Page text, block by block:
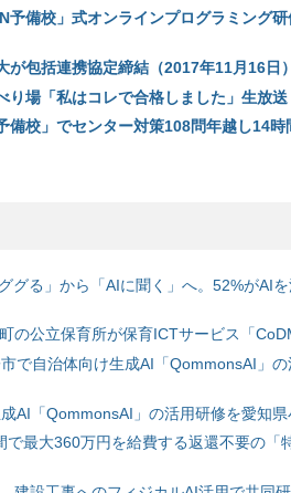
予備校」式オンラインプログラミング
が包括連携協定締結（2017年11月16日）
り場「私はコレで合格しました」生放送
備校」でセンター対策108問年越し14
グる」から「AIに聞く」へ。52%がAI
の公立保育所が保育ICTサービス「
で自治体向け生成AI「QommonsAI」
AI「QommonsAI」の活用研修を愛知県
で最大360万円を給費する返還不要の「